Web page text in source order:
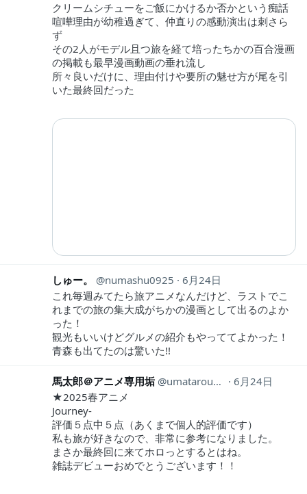
クリームシチューをご飯にかけるか否かという痴話
喧嘩理由が幼稚過ぎて、仲直りの感動演出は刺さら
ず
その2人がモデル且つ旅を経て培ったちかの百合漫画
の掲載も最早漫画動画の垂れ流し
所々良いだけに、理由付けや要所の魅せ方が尾を引
いた最終回だった
しゅー。 numashu0925
6月24日
これ毎週みてたら旅アニメなんだけど、ラストでこ
れまでの旅の集大成がちかの漫画として出るのよか
った！
観光もいいけどグルメの紹介もやっててよかった！
青森も出てたのは驚いた!!
馬太郎＠アニメ専用垢 umatarou28anime
6月24日
★2025春アニメ
Journey-
評価５点中５点（あくまで個人的評価です）
私も旅が好きなので、非常に参考になりました。
まさか最終回に来てホロっとするとはね。
雑誌デビューおめでとうございます！！